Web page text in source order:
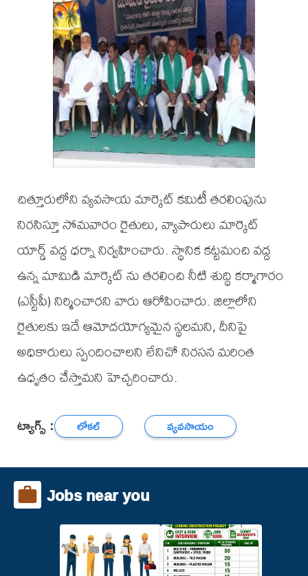
చిత్తూరులోని వ్యవసాయ మార్కెట్ కమిటీ తరలింపును
నిరసిస్తూ సోమవారం రైతులు, వ్యాపారులు మార్కెట్
యార్డ్ వద్ద ధర్నా నిర్వహించారు. స్థానిక కట్టమంచి వద్ద
ఉన్న మామిడి మార్కెట్ ను తరలించి నీటి శుద్ధి కర్మాగారం
(ఎస్టీపీ) నిర్మించారని వారు ఆరోపించారు. జిల్లాలోని
రైతులకు ఇదే ఆమోదయోగ్యమైన స్థలమని, దీనిపై
అధికారులు స్పందించాలని లేనిచో నిరసన మరింత
ఉధృతం చేస్తామని హెచ్చరించారు.
ట్యాగ్స్ : లోకల్ వ్యవసాయం
Jobs near you